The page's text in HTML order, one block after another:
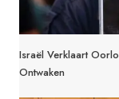
Israël Verklaart
Ontwaken